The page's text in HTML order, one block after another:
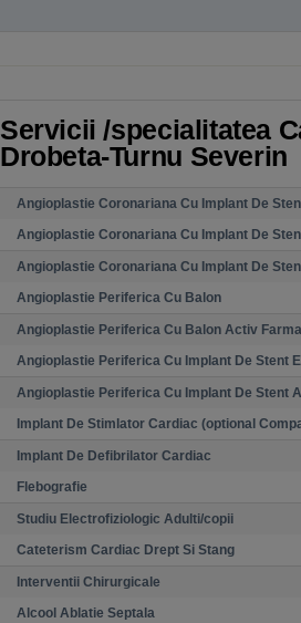
Servicii /specialitatea
Drobeta-Turnu Severin
Angioplastie Coronariana Cu Implant De
Angioplastie Coronariana Cu Implant De
Angioplastie Coronariana Cu Implant De
Angioplastie Periferica Cu Balon
Angioplastie Periferica Cu Balon Activ
Angioplastie Periferica Cu Implant De Stent
Angioplastie Periferica Cu Implant De Stent
Implant De Stimlator Cardiac (optional
Implant De Defibrilator Cardiac
Flebografie
Studiu Electrofiziologic Adulti/copii
Cateterism Cardiac Drept Si Stang
Interventii Chirurgicale
Alcool Ablatie Septala